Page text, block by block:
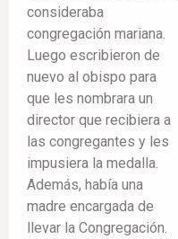
consideraba
congregación mariana.
Luego escribieron de
nuevo al obispo para
que les nombrara un
director que recibiera a
las congregantes y les
impusiera la medalla.
Además, había una
madre encargada de
llevar la Congregación.